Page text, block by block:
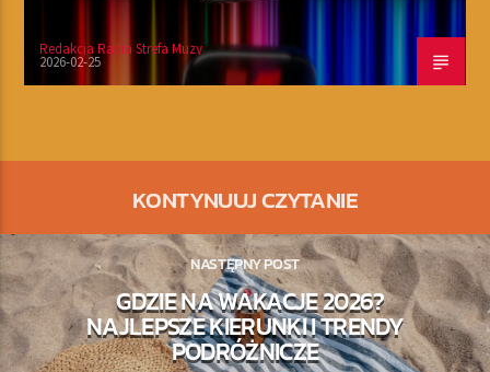
Redakcja Radia Strefa Muzy
2026-02-25
KONTYNUUJ CZYTANIE
NASTĘPNY POST
GDZIE NA WAKACJE 2026?
NAJLEPSZE KIERUNKI I TRENDY
PODRÓŻNICZE